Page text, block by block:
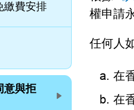
權申請
任何人
在
在
繳費安排
意與拒